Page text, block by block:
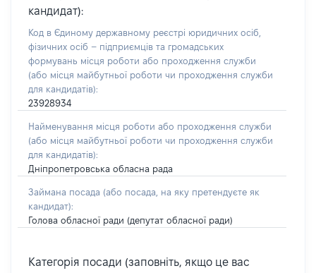
кандидат):
Код в Єдиному державному реєстрі юридичних осіб,
фізичних осіб – підприємців та громадських
формувань місця роботи або проходження служби
(або місця майбутньої роботи чи проходження служби
для кандидатів):
23928934
Найменування місця роботи або проходження служби
(або місця майбутньої роботи чи проходження служби
для кандидатів):
Дніпропетровська обласна рада
Займана посада (або посада, на яку претендуєте як
кандидат):
Голова обласної ради (депутат обласної ради)
Категорія посади (заповніть, якщо це вас